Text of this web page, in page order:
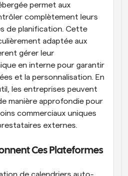
permet aux
complètement leurs
de planification. Cette
adaptée aux
gérer leur
en interne pour garantir
et la personnalisation. En
les entreprises peuvent
manière approfondie pour
commerciaux uniques
externes.
Ces Plateformes